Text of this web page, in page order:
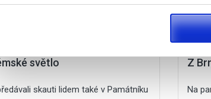
K personalizaci obsahu a reklam, poskytování
cookie. Informace o tom, jak náš web
používáte jejich služby.
Zámeček Pardubice se
světlo
skauti lidem také v Památníku
21
Z
Na